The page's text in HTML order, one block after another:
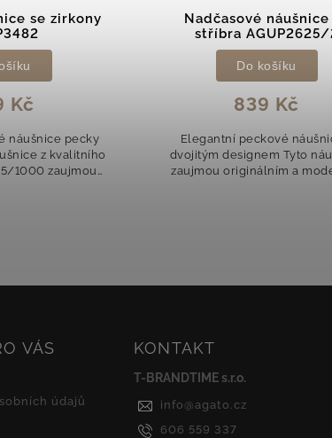
se zirkony
Kč
náušnice pecky
z kvalitního
1000 zaujmou
Nadčasové náušnice
stříbra AGUP2625/
839 Kč
Do košíku
Elegantní peckové
dvojitým designem Tyto
zaujmou originálním a
VÁS
údajů
KONTAKT
T-BRANDTIME s.r.o.
info @agato.cz
606 559 337